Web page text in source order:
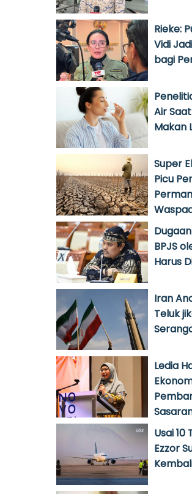
Rieke:
Vidi
bagi
Air
Makan
Super
Picu
BPJS
Harus
Iran
Teluk
Ledia
Usai 10
Ezzor